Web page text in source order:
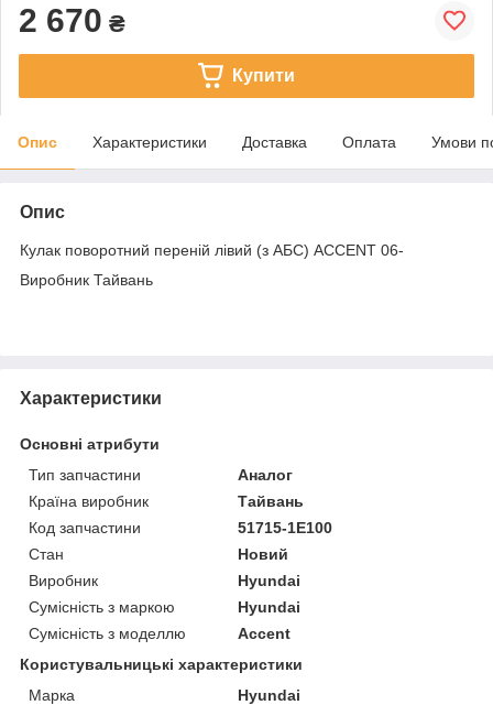
2 670 ₴
Купити
Опис Характеристики Доставка Оплата Умови
Опис
Кулак поворотний переній лівий (з АБС) ACCENT 06-
Виробник Тайвань
Характеристики
Основні атрибути
Тип запчастини
Аналог
Країна виробник
Тайвань
Код запчастини
51715-1E100
Стан
Новий
Виробник
Hyundai
Сумісність з маркою
Hyundai
Сумісність з моделлю
Accent
Користувальницькі характеристики
Марка
Hyundai